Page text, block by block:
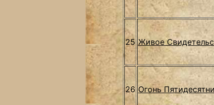
25 Живое
26 Огонь